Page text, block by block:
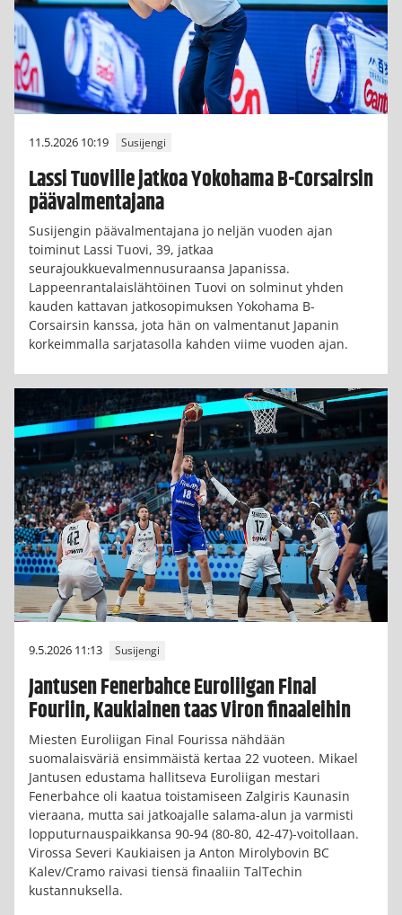
11.5.2026 10:19 Susijengi
Lassi Tuoville jatkoa Yokohama B-Corsairsin
päävalmentajana
Susijengin päävalmentajana jo neljän vuoden ajan
toiminut Lassi Tuovi, 39, jatkaa
seurajoukkuevalmennusuraansa Japanissa.
Lappeenrantalaislähtöinen Tuovi on solminut yhden
kauden kattavan jatkosopimuksen Yokohama B-
Corsairsin kanssa, jota hän on valmentanut Japanin
korkeimmalla sarjatasolla kahden viime vuoden ajan.
9.5.2026 11:13 Susijengi
Jantusen Fenerbahce Euroliigan Final
Fouriin, Kaukiainen taas Viron finaaleihin
Miesten Euroliigan Final Fourissa nähdään
suomalaisväriä ensimmäistä kertaa 22 vuoteen. Mikael
Jantusen edustama hallitseva Euroliigan mestari
Fenerbahce oli kaatua toistamiseen Zalgiris Kaunasin
vieraana, mutta sai jatkoajalle salama-alun ja varmisti
lopputurnauspaikkansa 90-94 (80-80, 42-47)-voitollaan.
Virossa Severi Kaukiaisen ja Anton Mirolybovin BC
Kalev/Cramo raivasi tiensä finaaliin TalTechin
kustannuksella.